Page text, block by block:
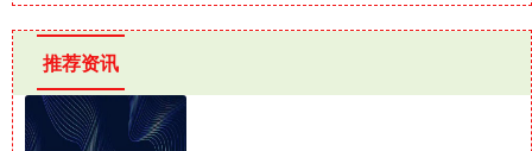
推荐资讯